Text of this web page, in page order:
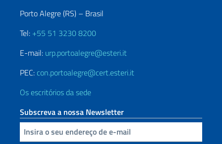
Porto Alegre (RS) – Brasil
Tel: +55 51 3230 8200
E-mail: urp.portoalegre@esteri.it
PEC: con.portoalegre@cert.esteri.it
Os escritórios da sede
Subscreva a nossa Newsletter
Inserisci la tua email